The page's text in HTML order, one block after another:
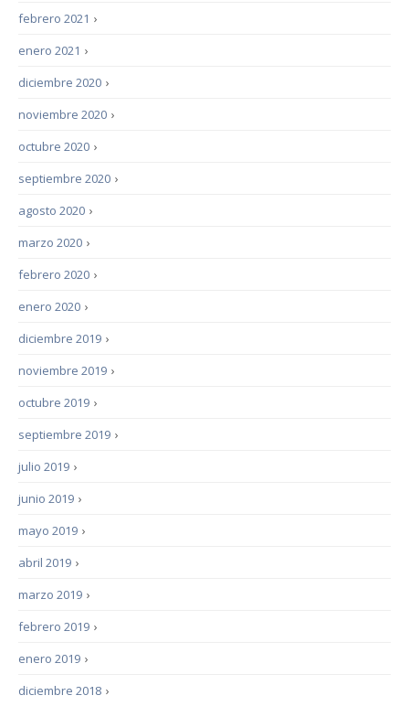
›
febrero 2021
›
enero 2021
›
diciembre 2020
›
noviembre 2020
›
octubre 2020
›
septiembre 2020
›
agosto 2020
›
marzo 2020
›
febrero 2020
›
enero 2020
›
diciembre 2019
›
noviembre 2019
›
octubre 2019
›
septiembre 2019
›
julio 2019
›
junio 2019
›
mayo 2019
›
abril 2019
›
marzo 2019
›
febrero 2019
›
enero 2019
›
diciembre 2018